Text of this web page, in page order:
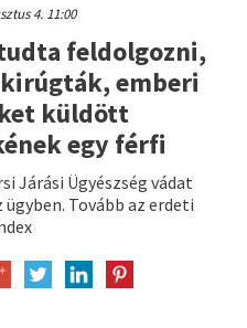
4. 11:00
feldolgozni,
emberi
küldött
egy férfi
Járási Ügyészség vádat
Tovább az erdeti